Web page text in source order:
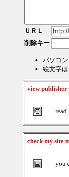
ＵＲＬ
削除キー
パソコ
絵文字は
view
read
check my site
you